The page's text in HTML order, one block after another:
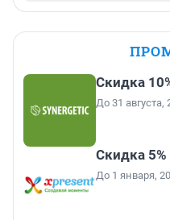
Скидка
До 31 августа,
Скидка
До 1 января,